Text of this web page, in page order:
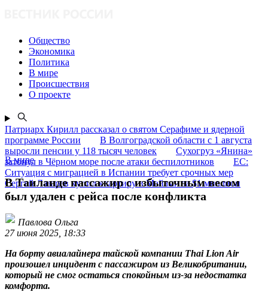
Общество
Экономика
Политика
В мире
Происшествия
О проекте
Патриарх Кирилл рассказал о святом Серафиме и ядерной
программе России
В Волгоградской области с 1 августа
выросли пенсии у 118 тысяч человек
Сухогруз «Янина»
затонул в Чёрном море после атаки беспилотников
ЕС:
Ситуация с миграцией в Испании требует срочных мер
Сергей Лазарев купил квартиру в Майами за $1 миллион
В мире
В Таиланде пассажир с избыточным весом
был удален с рейса после конфликта
Павлова Ольга
27 июня 2025, 18:33
На борту авиалайнера тайской компании Thai Lion Air
произошел инцидент с пассажиром из Великобритании,
который не смог остаться спокойным из-за недостатка
комфорта.